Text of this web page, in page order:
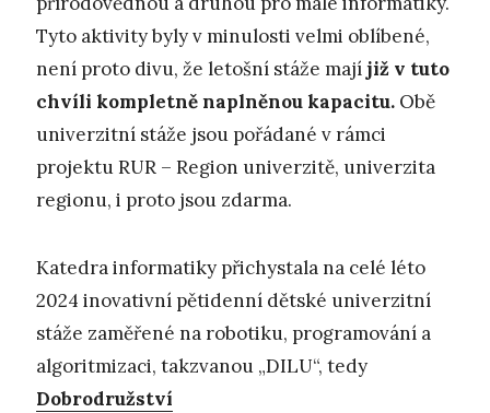
Tyto aktivity byly v minulosti velmi oblíbené,
není proto divu, že letošní stáže majíjiž v tuto
chvíli kompletně naplněnou kapacitu. Obě
univerzitní stáže jsou pořádané v rámci
projektu RUR – Region univerzitě, univerzita
regionu, i proto jsou zdarma.
Katedra informatiky přichystala na celé léto
2024 inovativní pětidenní dětské univerzitní
stáže zaměřené na robotiku, programování a
algoritmizaci, takzvanou „DILU“, tedy
Dobrodružství